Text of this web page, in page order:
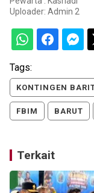
Uploader: Admin 2
Tags:
KONTINGEN
FBIM BARUT
Terkait